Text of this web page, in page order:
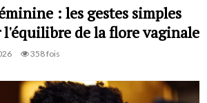
: les gestes simples
l'équilibre de la flore vaginale
358 fois